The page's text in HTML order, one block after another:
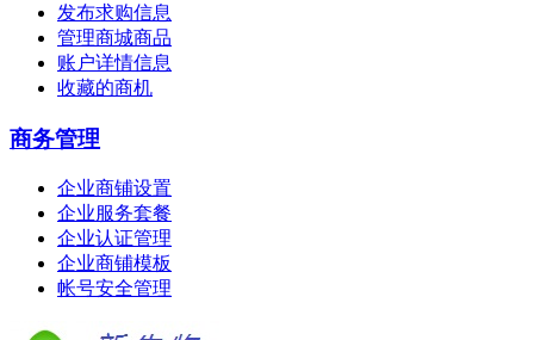
发布求购信息
管理商城商品
账户详情信息
收藏的商机
商务管理
企业商铺设置
企业服务套餐
企业认证管理
企业商铺模板
帐号安全管理